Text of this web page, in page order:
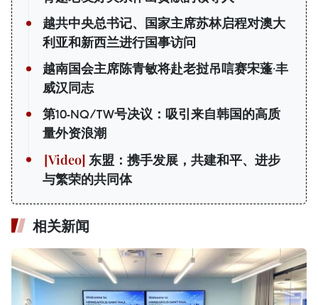
越共中央总书记、国家主席苏林启程对澳大
利亚和新西兰进行国事访问
越南国会主席陈青敏将赴老挝吊唁赛宋蓬·丰
威汉同志
第10-NQ/TW号决议：吸引来自韩国的高质
量外资浪潮
东盟：携手发展，共建和平、进步
与繁荣的共同体
相关新闻